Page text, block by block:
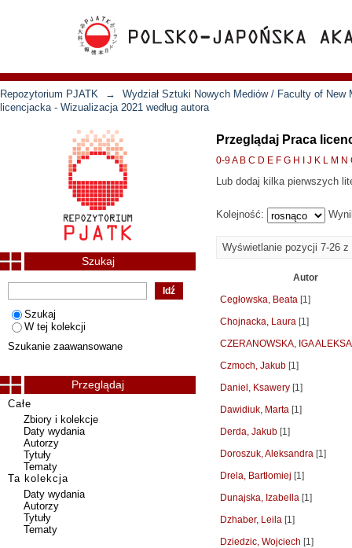
Repozytorium PJATK →
Wydział Sztuki Nowych Mediów / Faculty of New
licencjacka - Wizualizacja 2021 według autora
Przeglądaj Praca
0-9A B C D E F G H J K L M N
Lub dodaj kilka pierwszych
Kolejność:
Wyświetlanie pozycji 7-26 z
Autor
Cegłowska, Beata [1]
Chojnacka, Laura [1]
CZERANOWSKA, IGA
Czmoch, Jakub [1]
Daniel, Ksawery [1]
Dawidiuk, Marta [1]
Derda, Jakub [1]
Doroszuk, Aleksandra [1]
Drela, Bartłomiej [1]
Dunajska, Izabella [1]
Dzhaber, Leila [1]
Dziedzic, Wojciech [1]
Szukaj
Szukaj
W tej kolekcji
Szukanie zaawansowane
Przeglądaj
Całe
Zbiory i kolekcje
Daty wydania
Autorzy
Tytuły
Tematy
Ta kolekcja
Daty wydania
Autorzy
Tytuły
Tematy